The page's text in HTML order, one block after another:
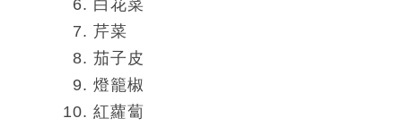
白花菜
芹菜
茄子皮
燈籠椒
紅蘿蔔